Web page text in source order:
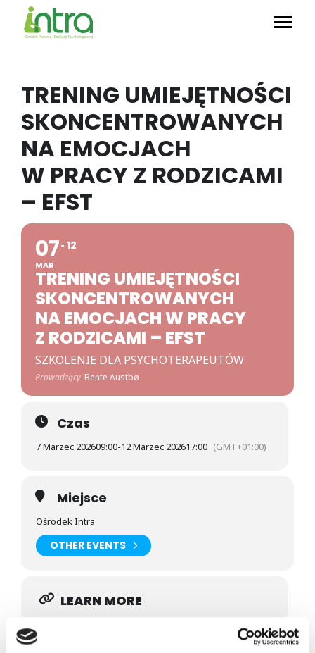
TRENING UMIEJĘTNOŚCI
SKONCENTROWANYCH
NA EMOCJACH
W PRACY Z RODZICAMI
– EFST
07
MAR
12
TRENING UMIEJĘTNOŚCI
SKONCENTROWANYCH
NA EMOCJACH W PRACY
Z RODZICAMI – EFST
SZKOLENIE DLA PSYCHOTERAPEUTÓW
Prowadzący Bente Austbø
Czas
7 Marzec 202609:00-12 Marzec 202617:00 (GMT+01:00)
Miejsce
Ośrodek Intra
OTHER EVENTS
LEARN MORE